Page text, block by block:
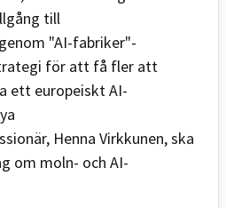
till
"AI-fabriker"-
för att få fler att
ett europeiskt AI-
Henna Virkkunen, ska
om moln- och AI-